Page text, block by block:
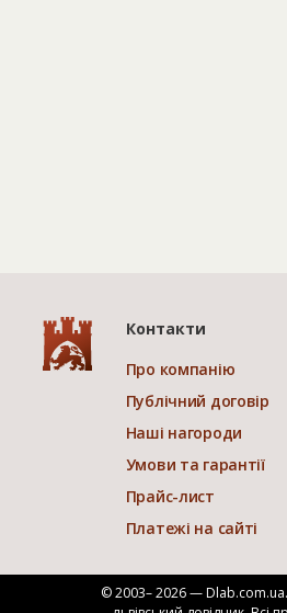
Контакти
Про компанію
Публічний договір
Наші нагороди
Умови та гарантії
Прайс-лист
Платежі на сайті
© 2003– 2026 —